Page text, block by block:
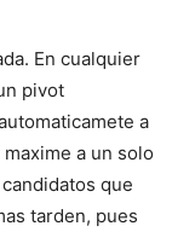
En cualquier
pivot
a
a un solo
que
tarden, pues